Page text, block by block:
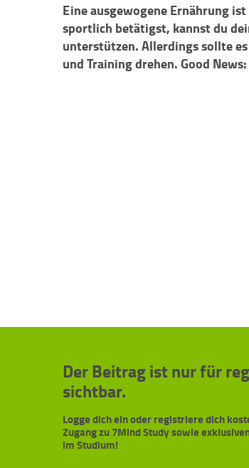
Eine ausgewogene Ernährung
sportlich betätigst, kannst du
unterstützen. Allerdings sollte es
und Training drehen. Good
Der Beitrag ist nur für
sichtbar.
Logge dich ein oder registriere dich
Zugang zu 7Mind Study sowie
im Studium!